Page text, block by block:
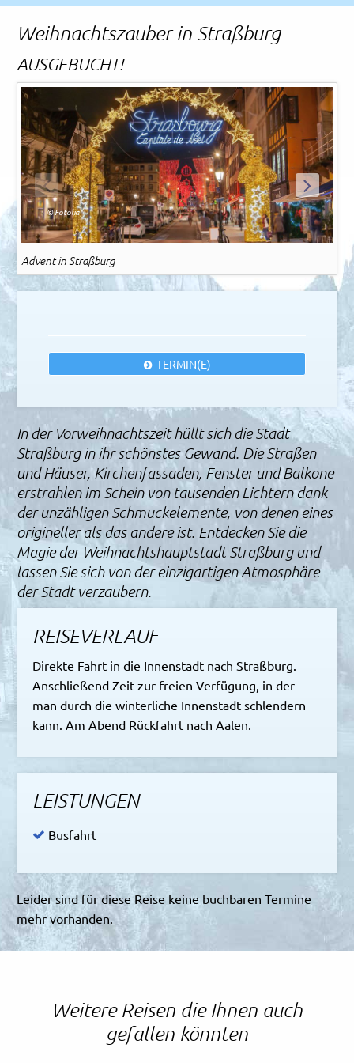
Weihnachtszauber in Straßburg
AUSGEBUCHT!
ZURÜCK
Advent in Straßburg
© Fotolia
WEITER
TERMIN(E)
In der Vorweihnachtszeit hüllt sich die Stadt
Straßburg in ihr schönstes Gewand. Die Straßen
und Häuser, Kirchenfassaden, Fenster und Balkone
erstrahlen im Schein von tausenden Lichtern dank
der unzähligen Schmuckelemente, von denen eines
origineller als das andere ist. Entdecken Sie die
Magie der Weihnachtshauptstadt Straßburg und
lassen Sie sich von der einzigartigen Atmosphäre
der Stadt verzaubern.
REISEVERLAUF
Direkte Fahrt in die Innenstadt nach Straßburg.
Anschließend Zeit zur freien Verfügung, in der
man durch die winterliche Innenstadt schlendern
kann. Am Abend Rückfahrt nach Aalen.
LEISTUNGEN
Busfahrt
Leider sind für diese Reise keine buchbaren Termine
mehr vorhanden.
Weitere Reisen die Ihnen auch
gefallen könnten
Rechtliches und AGB
Reiseversicherung